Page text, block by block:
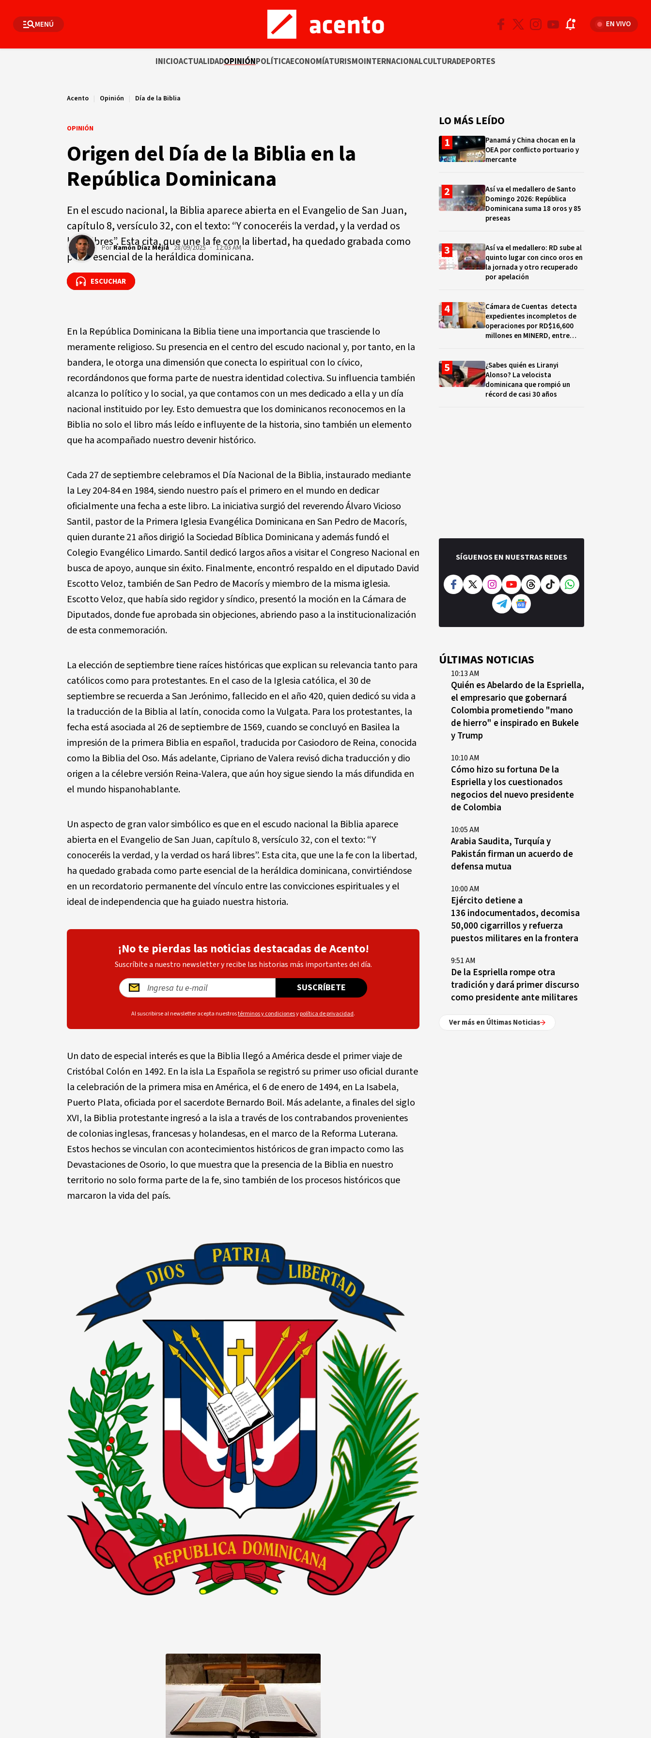
MENÚ EN VIVO
INICIOACTUALIDADOPINIÓNPOLÍTICAECONOMÍATURISMOINTERNACIONALCULTURADEPORTES
Acento | Opinión | Día de la Biblia
OPINIÓN
Origen del Día de la Biblia en la
República Dominicana
En el escudo nacional, la Biblia aparece abierta en el Evangelio de San Juan,
capítulo 8, versículo 32, con el texto: “Y conoceréis la verdad, y la verdad os
hará libres”. Esta cita, que une la fe con la libertad, ha quedado grabada como
parte esencial de la heráldica dominicana.
PorRamón Díaz Mejía 28/09/2025 · 12:03 AM
ESCUCHAR
ESCUCHAR
En la República Dominicana la Biblia tiene una importancia que trasciende lo
meramente religioso. Su presencia en el centro del escudo nacional y, por tanto, en la
bandera, le otorga una dimensión que conecta lo espiritual con lo cívico,
recordándonos que forma parte de nuestra identidad colectiva. Su influencia también
alcanza lo político y lo social, ya que contamos con un mes dedicado a ella y un día
nacional instituido por ley. Esto demuestra que los dominicanos reconocemos en la
Biblia no solo el libro más leído e influyente de la historia, sino también un elemento
que ha acompañado nuestro devenir histórico.
Cada 27 de septiembre celebramos el Día Nacional de la Biblia, instaurado mediante
la Ley 204-84 en 1984, siendo nuestro país el primero en el mundo en dedicar
oficialmente una fecha a este libro. La iniciativa surgió del reverendo Álvaro Vicioso
Santil, pastor de la Primera Iglesia Evangélica Dominicana en San Pedro de Macorís,
quien durante 21 años dirigió la Sociedad Bíblica Dominicana y además fundó el
Colegio Evangélico Limardo. Santil dedicó largos años a visitar el Congreso Nacional en
busca de apoyo, aunque sin éxito. Finalmente, encontró respaldo en el diputado David
Escotto Veloz, también de San Pedro de Macorís y miembro de la misma iglesia.
Escotto Veloz, que había sido regidor y síndico, presentó la moción en la Cámara de
Diputados, donde fue aprobada sin objeciones, abriendo paso a la institucionalización
de esta conmemoración.
La elección de septiembre tiene raíces históricas que explican su relevancia tanto para
católicos como para protestantes. En el caso de la Iglesia católica, el 30 de
septiembre se recuerda a San Jerónimo, fallecido en el año 420, quien dedicó su vida a
la traducción de la Biblia al latín, conocida como la Vulgata. Para los protestantes, la
fecha está asociada al 26 de septiembre de 1569, cuando se concluyó en Basilea la
impresión de la primera Biblia en español, traducida por Casiodoro de Reina, conocida
como la Biblia del Oso. Más adelante, Cipriano de Valera revisó dicha traducción y dio
origen a la célebre versión Reina-Valera, que aún hoy sigue siendo la más difundida en
el mundo hispanohablante.
Un aspecto de gran valor simbólico es que en el escudo nacional la Biblia aparece
abierta en el Evangelio de San Juan, capítulo 8, versículo 32, con el texto: “Y
conoceréis la verdad, y la verdad os hará libres”. Esta cita, que une la fe con la libertad,
ha quedado grabada como parte esencial de la heráldica dominicana, convirtiéndose
en un recordatorio permanente del vínculo entre las convicciones espirituales y el
ideal de independencia que ha guiado nuestra historia.
¡No te pierdas las noticias destacadas de Acento!
Suscríbite a nuestro newsletter y recibe las historias más importantes del día.
SUSCRÍBETE
Al suscribirse al newsletter acepta nuestrostérminos y condicionesypolítica de privacidad.
Un dato de especial interés es que la Biblia llegó a América desde el primer viaje de
Cristóbal Colón en 1492. En la isla La Española se registró su primer uso oficial durante
la celebración de la primera misa en América, el 6 de enero de 1494, en La Isabela,
Puerto Plata, oficiada por el sacerdote Bernardo Boil. Más adelante, a finales del siglo
XVI, la Biblia protestante ingresó a la isla a través de los contrabandos provenientes
de colonias inglesas, francesas y holandesas, en el marco de la Reforma Luterana.
Estos hechos se vinculan con acontecimientos históricos de gran impacto como las
Devastaciones de Osorio, lo que muestra que la presencia de la Biblia en nuestro
territorio no solo forma parte de la fe, sino también de los procesos históricos que
marcaron la vida del país.
LO MÁS LEÍDO
Panamá y China chocan en la
OEA por conflicto portuario y
mercante
Así va el medallero de Santo
Domingo 2026: República
Dominicana suma 18 oros y 85
preseas
Así va el medallero: RD sube al
quinto lugar con cinco oros en
la jornada y otro recuperado
por apelación
Cámara de Cuentas detecta
expedientes incompletos de
operaciones por RD$16,600
millones en MINERD, entre
¿Sabes quién es Liranyi
Alonso? La velocista
dominicana que rompió un
récord de casi 30 años
SÍGUENOS EN NUESTRAS REDES
ÚLTIMAS NOTICIAS
10:13 AM
Quién es Abelardo de la Espriella,
el empresario que gobernará
Colombia prometiendo "mano
de hierro" e inspirado en Bukele
y Trump
10:10 AM
Cómo hizo su fortuna De la
Espriella y los cuestionados
negocios del nuevo presidente
de Colombia
10:05 AM
Arabia Saudita, Turquía y
Pakistán firman un acuerdo de
defensa mutua
10:00 AM
Ejército detiene a
136 indocumentados, decomisa
50,000 cigarrillos y refuerza
puestos militares en la frontera
9:51 AM
De la Espriella rompe otra
tradición y dará primer discurso
como presidente ante militares
Ver más en Últimas Noticias